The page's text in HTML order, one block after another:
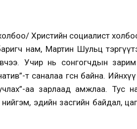
Христийн социалист
нам, Мартин Шульц
Учир нь сонгогчдын
т саналаа өгсөн байна.
аа зарлаад амжлаа. Тус
эдийн засгийн байдал,